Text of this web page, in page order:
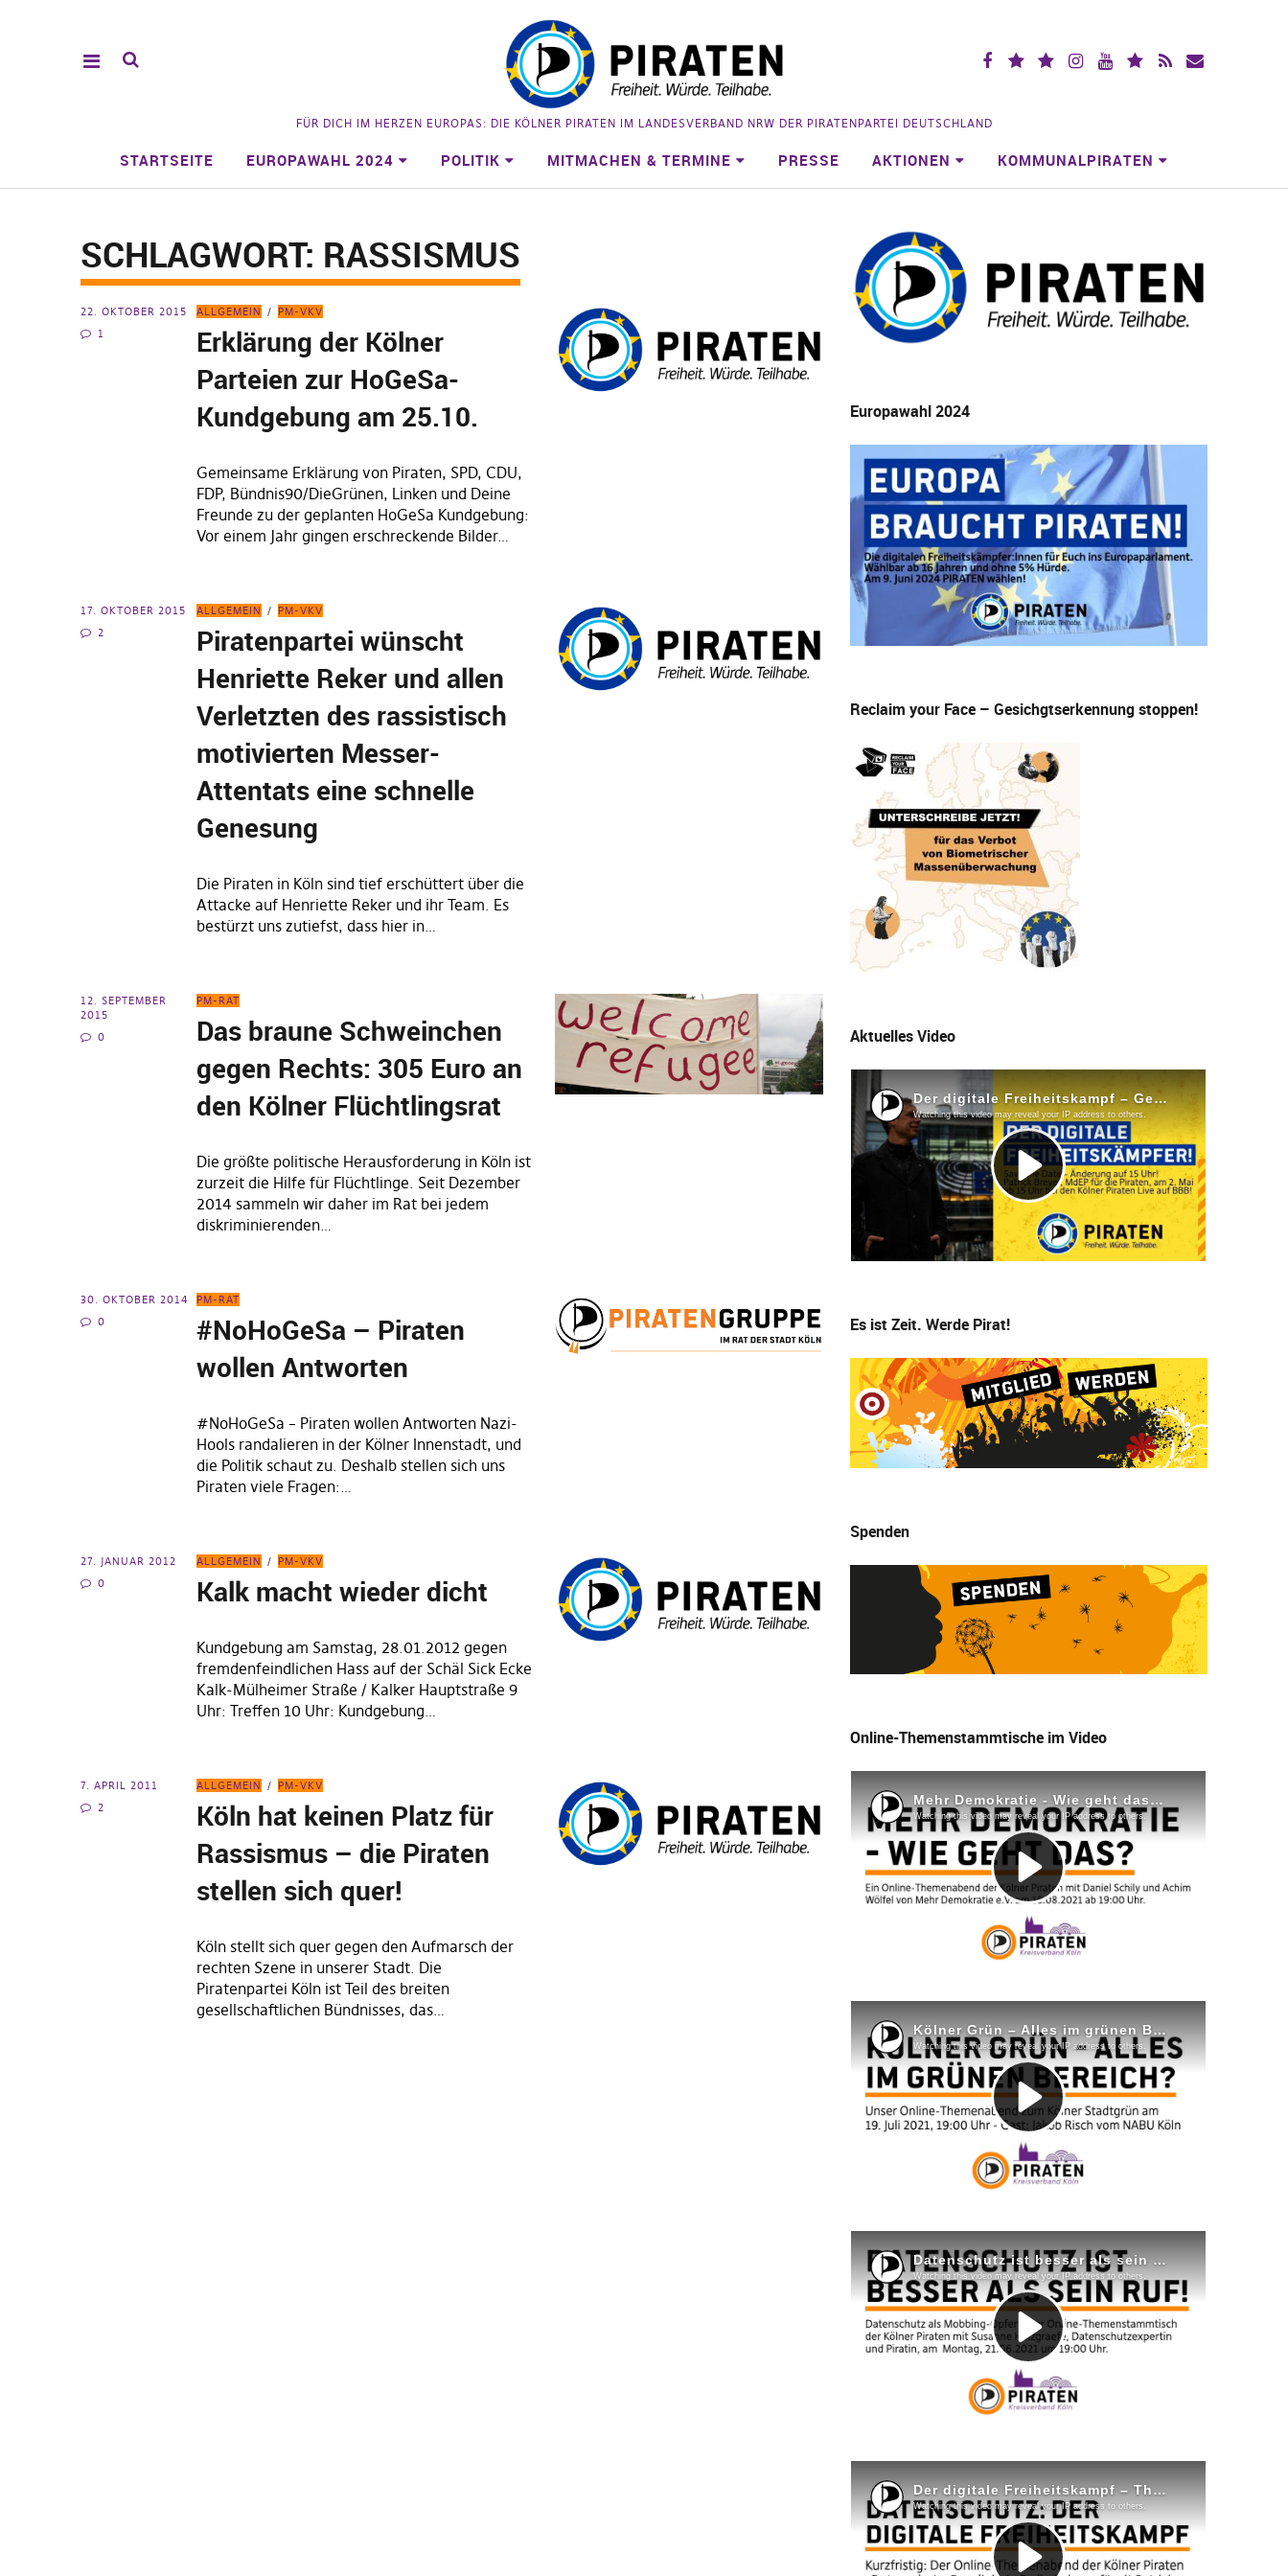
FÜR DICH IM HERZEN EUROPAS: DIE KÖLNER PIRATEN IM LANDESVERBAND NRW DER PIRATENPARTEI DEUTSCHLAND
STARTSEITE EUROPAWAHL 2024 POLITIK MITMACHEN & TERMINE PRESSE AKTIONEN KOMMUNALPIRATEN
SCHLAGWORT: RASSISMUS
22. OKTOBER 2015
1
ALLGEMEIN PM-VKV
Erklärung der Kölner
Parteien zur HoGeSa-
Kundgebung am 25.10.
Gemeinsame Erklärung von Piraten, SPD, CDU,
FDP, Bündnis90/DieGrünen, Linken und Deine
Freunde zu der geplanten HoGeSa Kundgebung:
Vor einem Jahr gingen erschreckende Bilder…
17. OKTOBER 2015
2
ALLGEMEIN PM-VKV
Piratenpartei wünscht
Henriette Reker und allen
Verletzten des rassistisch
motivierten Messer-
Attentats eine schnelle
Genesung
Die Piraten in Köln sind tief erschüttert über die
Attacke auf Henriette Reker und ihr Team. Es
bestürzt uns zutiefst, dass hier in…
12. SEPTEMBER
2015
0
PM-RAT
Das braune Schweinchen
gegen Rechts: 305 Euro an
den Kölner Flüchtlingsrat
Die größte politische Herausforderung in Köln ist
zurzeit die Hilfe für Flüchtlinge. Seit Dezember
2014 sammeln wir daher im Rat bei jedem
diskriminierenden…
30. OKTOBER 2014
0
PM-RAT
#NoHoGeSa – Piraten
wollen Antworten
#NoHoGeSa – Piraten wollen Antworten Nazi-
Hools randalieren in der Kölner Innenstadt, und
die Politik schaut zu. Deshalb stellen sich uns
Piraten viele Fragen:…
27. JANUAR 2012
0
ALLGEMEIN PM-VKV
Kalk macht wieder dicht
Kundgebung am Samstag, 28.01.2012 gegen
fremdenfeindlichen Hass auf der Schäl Sick Ecke
Kalk-Mülheimer Straße / Kalker Hauptstraße 9
Uhr: Treffen 10 Uhr: Kundgebung…
7. APRIL 2011
2
ALLGEMEIN PM-VKV
Köln hat keinen Platz für
Rassismus – die Piraten
stellen sich quer!
Köln stellt sich quer gegen den Aufmarsch der
rechten Szene in unserer Stadt. Die
Piratenpartei Köln ist Teil des breiten
gesellschaftlichen Bündnisses, das…
Europawahl 2024
Reclaim your Face – Gesichgtserkennung stoppen!
Aktuelles Video
Es ist Zeit. Werde Pirat!
Spenden
Online-Themenstammtische im Video